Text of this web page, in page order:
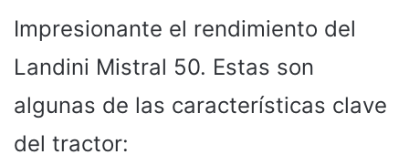
Impresionante el rendimiento del
Landini Mistral 50. Estas son
algunas de las características clave
del tractor: